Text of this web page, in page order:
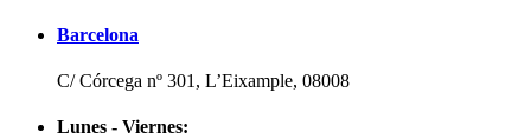
Barcelona
C/ Córcega nº 301, L’Eixample, 08008
Lunes - Viernes: